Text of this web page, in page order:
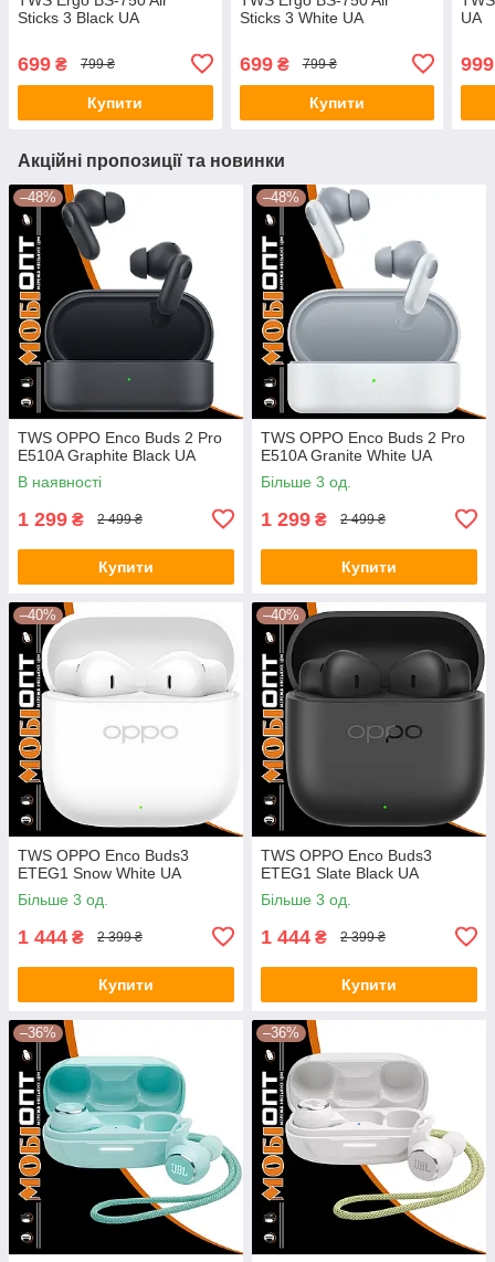
Sticks 3 Black UA
699 ₴ 799 ₴
Купити
Sticks 3 White UA
699₴ 799 ₴
Купити
UA
999
Акційні пропозиції та новинки
–48%
TWS OPPO Enco Buds 2 Pro
E510A Graphite Black UA
В наявності
1 299 ₴ 2 499 ₴
Купити
–48%
TWS OPPO Enco Buds 2 Pro
E510A Granite White UA
Більше 3 од.
1 299 ₴ 2 499 ₴
Купити
–40%
TWS OPPO Enco Buds3
ETEG1 Snow White UA
Більше 3 од.
1 444 ₴ 2 399 ₴
Купити
–40%
TWS OPPO Enco Buds3
ETEG1 Slate Black UA
Більше 3 од.
1 444 ₴ 2 399 ₴
Купити
–36% –36%